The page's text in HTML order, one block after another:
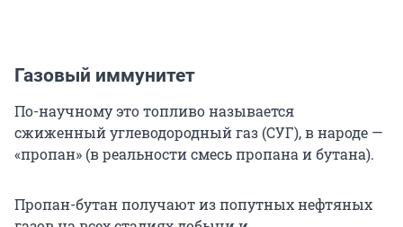
Газовый иммунитет
По-научному это топливо называется
сжиженный углеводородный газ (СУГ), в народе —
«пропан» (в реальности смесь пропана и бутана).
Пропан-бутан получают из попутных нефтяных